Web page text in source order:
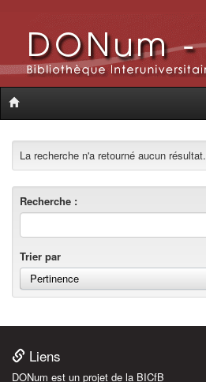
La recherche n'a retourné aucun résultat.
Recherche :
Trier par
Pertinence
Liens
DONum est un projet de la BICfB